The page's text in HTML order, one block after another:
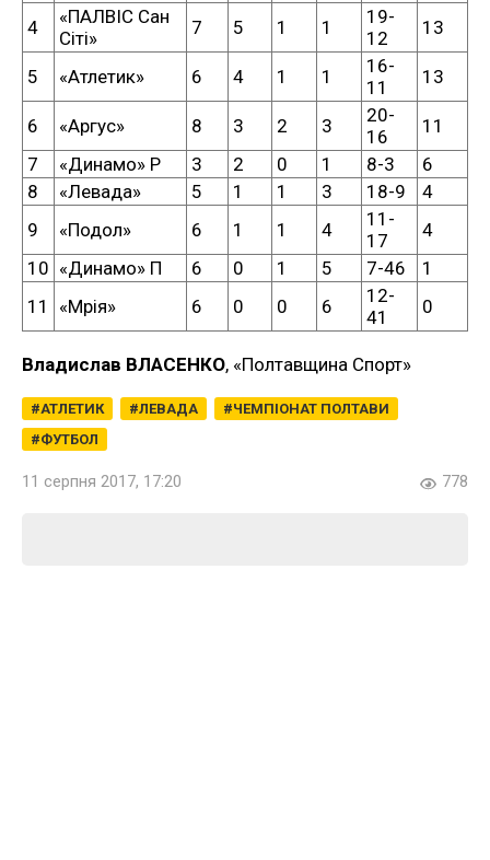
4
«ПАЛВІС Сан
Сіті»
7 5 1 1
19-
12
13
5 «Атлетик» 6 4 1 1
16-
11
13
6 «Аргус» 8 3 2 3
20-
16
11
7
«Динамо» Р 3 2 0 1 8-3
6
8
«Левада» 5 1 1 3 18-9
4
9
«Подол» 6 1 1 4
11-
17
4
10 «Динамо» П 6 0 1 5 7-46
1
11
«Мрія» 6 0 0 6
12-
41
0
Владислав ВЛАСЕНКО, «Полтавщина Спорт»
АТЛЕТИК ЛЕВАДА
ЧЕМПІОНАТ ПОЛТАВИ
ФУТБОЛ
11 серпня 2017, 17:20 778